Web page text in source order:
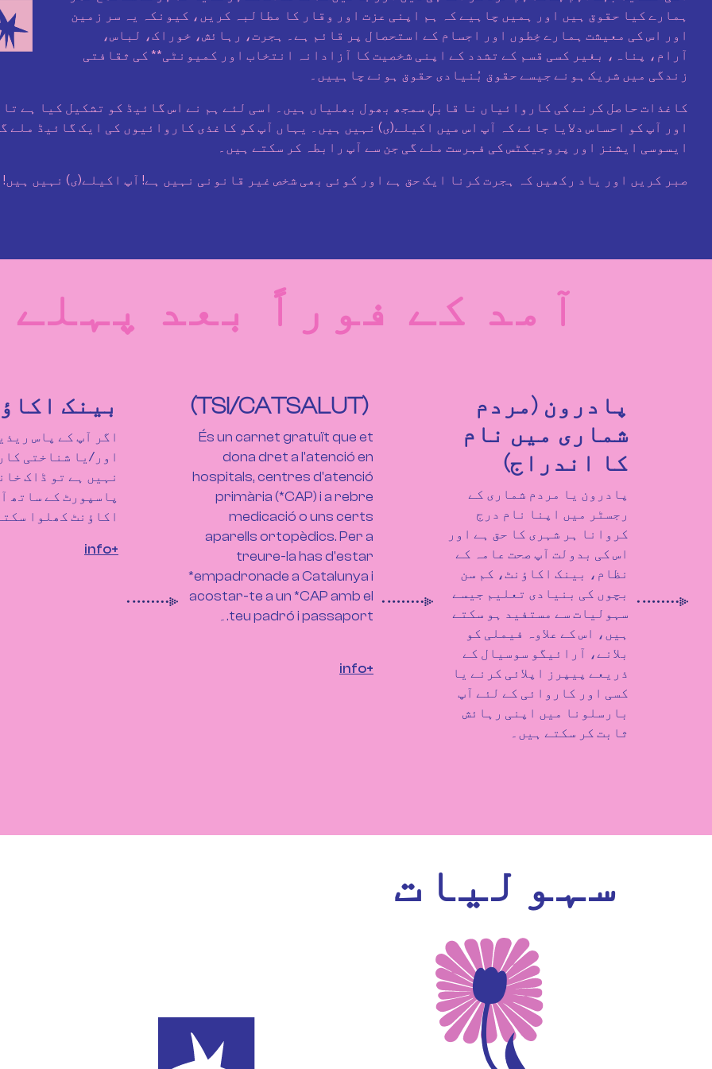
ہمارے کیا حقوق ہیں اور ہمیں چاہیے کہ ہم اپنی عزت اور وقار کا مطالبہ کریں، کیونکہ یہ سر زمین
اور اس کی معیشت ہمارے خِطوں اور اجسام کے استحصال پر قائم ہے۔ ہجرت، رہائش، خوراک، لباس،
آرام، پناہ، بغیر کسی قسم کے تشدد کے اپنی شخصیت کا آزادانہ انتخاب اور کمیونٹی** کی ثقافتی
زندگی میں شریک ہونے جیسے حقوق بُنیادی حقوق ہونے چاہییں۔
کاغذات حاصل کرنے کی کاروائیاں نا قابلِ سمجھ بھول بھلیاں ہیں۔ اسی لئے ہم نے اس گائیڈ کو تشکیل کیا ہے
اور آپ کو احساس دلایا جائے کہ آپ اس میں اکیلے(ی) نہیں ہیں۔ یہاں آپ کو کاغذی کاروائیوں کی ایک گائیڈ
ایسوسی ایشنز اور پروجیکٹس کی فہرست ملے گی جن سے آپ رابطہ کر سکتے ہیں۔
صبر کریں اور یاد رکھیں کہ ہجرت کرنا ایک حق ہے اور کوئی بھی شخص غیر قانونی نہیں ہے! آپ اکیلے(ی) نہیں
آمد کے فوراً بعد
پادرون (مردم
شماری میں نام
کا اندراج)
پادرون یا مردم شماری کے
رجسٹر میں اپنا نام درج
کروانا ہر شہری کا حق ہے اور
اس کی بدولت آپ صحت عامہ کے
نظام، بینک اکاؤنٹ، کم سن
بچوں کی بنیادی تعلیم جیسے
سہولیات سے مستفید ہو سکتے
ہیں، اس کے علاوہ فیملی کو
بلانے، آرائیگو سوسیال کے
ذریعے پیپرز اپلائی کرنے یا
کسی اور کاروائی کے لئے آپ
بارسلونا میں اپنی رہائش
ثابت کر سکتے ہیں۔
(TSI/CATSALUT)
És un carnet gratuït que et
dona dret a l'atenció en
hospitals, centres d'atenció
primària (*CAP) i a rebre
medicació o uns certs
aparells ortopèdics. Per a
treure-la has d'estar
*empadronade a Catalunya i
acostar-te a un *CAP amb el
teu padró i passaport.۔
+info
بینک
اگر آپ کے پاس
اور/یا شناختی
نہیں ہے تو ڈاک
پاسپورٹ کے ساتھ
اکاؤنٹ کھلوا
+info
سہولیات